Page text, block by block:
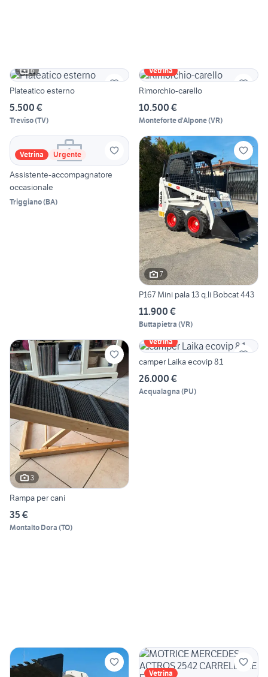
6
Plateatico esterno
5.500 €
Treviso(TV)
Vetrina
Rimorchio-carello
10.500 €
Monteforte d'Alpone(VR)
Vetrina Urgente
Assistente-accompagnatore
occasionale
Triggiano(BA)
7
P167 Mini pala 13 q.li Bobcat 443
11.900 €
Buttapietra (VR)
3
Rampa per cani
35 €
Montalto Dora (TO)
Vetrina
camper Laika ecovip 8.1
26.000 €
Acqualagna (PU)
Vetrina